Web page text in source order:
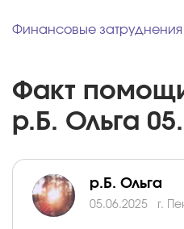
Финансовые затруднения
Факт
р.Б. Ольга
р.Б. Ольга
05.06.2025 г.